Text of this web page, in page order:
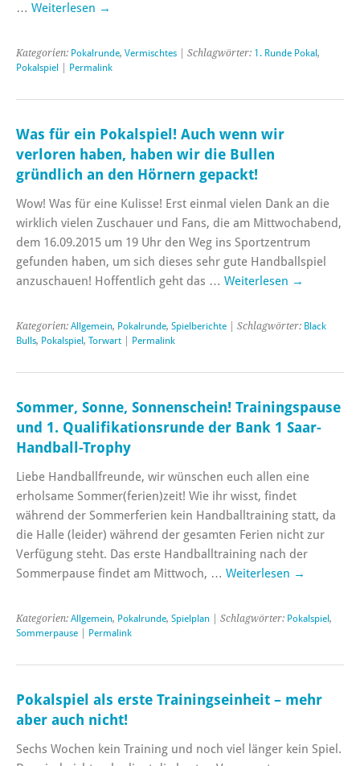
… Weiterlesen →
Kategorien: Pokalrunde, Vermischtes | Schlagwörter: 1. Runde Pokal ,
Pokalspiel
Permalink
Was für ein Pokalspiel! Auch wenn wir
verloren haben, haben wir die Bullen
gründlich an den Hörnern gepackt!
Wow! Was für eine Kulisse! Erst einmal vielen Dank an die
wirklich vielen Zuschauer und Fans, die am Mittwochabend,
dem 16.09.2015 um 19 Uhr den Weg ins Sportzentrum
gefunden haben, um sich dieses sehr gute Handballspiel
anzuschauen! Hoffentlich geht das … Weiterlesen →
Kategorien: Allgemein, Pokalrunde, Spielberichte | Schlagwörter: Black
Bulls, Pokalspiel , Torwart Permalink
Sommer, Sonne, Sonnenschein! Trainingspause
und 1. Qualifikationsrunde der Bank 1 Saar-
Handball-Trophy
Liebe Handballfreunde, wir wünschen euch allen eine
erholsame Sommer(ferien)zeit! Wie ihr wisst, findet
während der Sommerferien kein Handballtraining statt, da
die Halle (leider) während der gesamten Ferien nicht zur
Verfügung steht. Das erste Handballtraining nach der
Sommerpause findet am Mittwoch, … Weiterlesen →
Kategorien: Allgemein, Pokalrunde, Spielplan | Schlagwörter: Pokalspiel ,
Sommerpause
Permalink
Pokalspiel als erste Trainingseinheit – mehr
aber auch nicht!
Sechs Wochen kein Training und noch viel länger kein Spiel.